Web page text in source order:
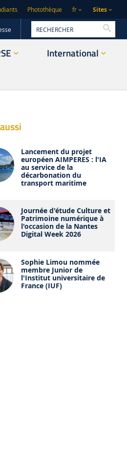
Photothèque fr Sites
International
Lancement du projet
européen AIMPERES : l'IA
au service de la
décarbonation du
transport maritime
Journée d'étude Culture et
Patrimoine numérique à
l'occasion de la Nantes
Digital Week 2026
Sophie Limou nommée
membre Junior de
l'Institut universitaire de
France (IUF)